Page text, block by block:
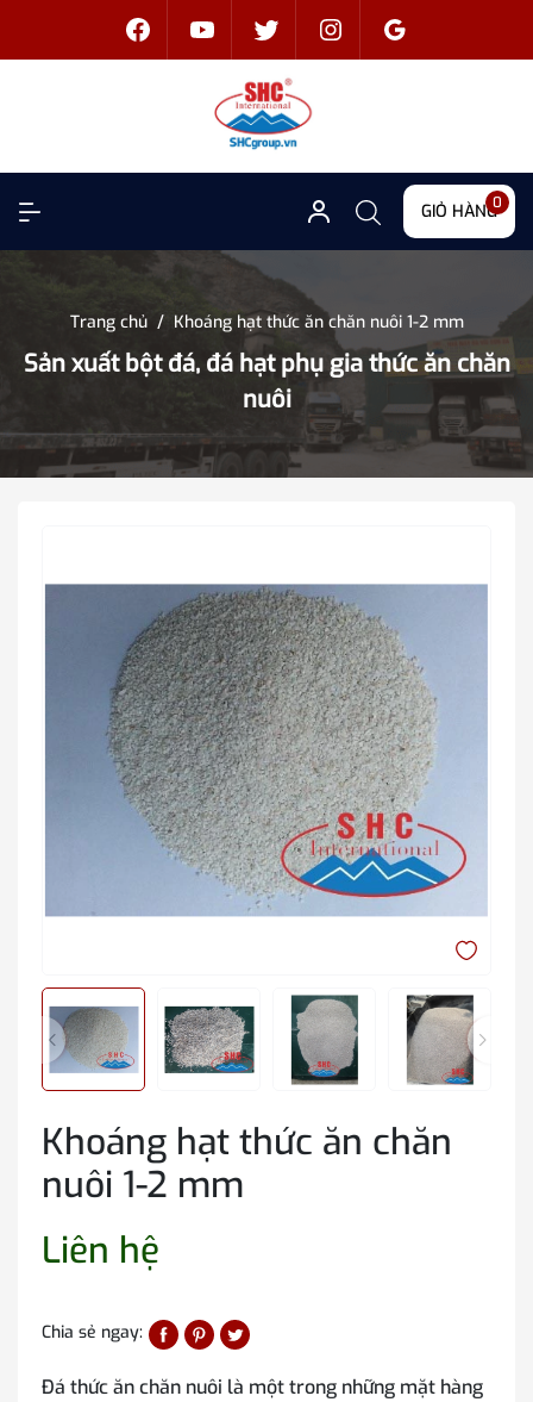
GIỎ HÀNG0
Trang chủ / Khoáng hạt thức ăn chăn nuôi 1-2 mm
Sản xuất bột đá, đá hạt phụ gia thức ăn chăn
nuôi
Khoáng hạt thức ăn chăn
nuôi 1-2 mm
Liên hệ
Chia sẻ ngay:
Đá thức ăn chăn nuôi là một trong những mặt hàng